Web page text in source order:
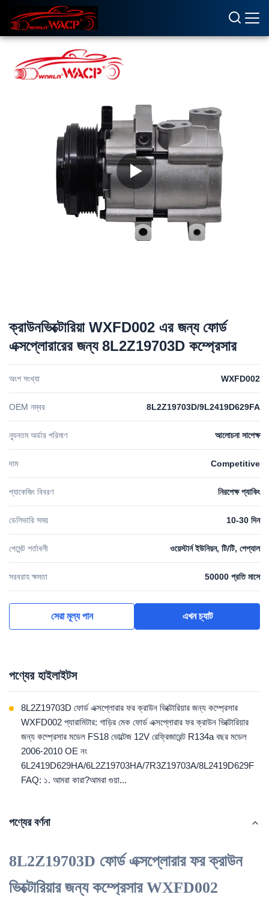
ক্রাউনভিক্টোরিয়া WXFD002 এর জন্য ফোর্ড
এক্সপ্লোরারের জন্য 8L2Z19703D কম্প্রেসার
অংশ সংখ্যা WXFD002
OEM নম্বর 8L2Z19703D/9L2419D629FA
ন্যূনতম অর্ডার পরিমাণ আলোচনা সাপেক্ষ
দাম Competitive
প্যাকেজিং বিবরণ নিরপেক্ষ প্যাকিং
ডেলিভারি সময় 10-30 দিন
পেমেন্ট শর্তাবলী ওয়েস্টার্ন ইউনিয়ন, টি/টি, পেপ্যাল
সরবরাহ ক্ষমতা 50000 প্রতি মাসে
সেরা মূল্য পান এখন চ্যাট
পণ্যের হাইলাইটস
8L2Z19703D ফোর্ড এক্সপ্লোরার ফর ক্রাউন ভিক্টোরিয়ার জন্য কম্প্রেসার
WXFD002 প্যারামিটার: গাড়ির মেক ফোর্ড এক্সপ্লোরার ফর ক্রাউন ভিক্টোরিয়ার
জন্য কম্প্রেসার মডেল FS18 ভোল্টেজ 12V রেফ্রিজারেন্ট R134a বছর মডেল
2006-2010 OE নং
6L2419D629HA/6L2Z19703HA/7R3Z19703A/8L2419D629F
FAQ: ১. আমরা কারা?আমরা গুয়া...
পণ্যের বর্ণনা
8L2Z19703D ফোর্ড এক্সপ্লোরার ফর ক্রাউন
ভিক্টোরিয়ার জন্য কম্প্রেসার WXFD002